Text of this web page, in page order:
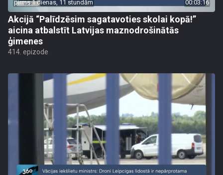
pirms 1 dienas, 11 stundām 00:03:16
Akcijā “Palīdzēsim sagatavoties skolai kopā!”
aicina atbalstīt Latvijas maznodrošinātās
ģimenes
414. epizode